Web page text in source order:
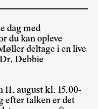
dag med
du kan opleve
deltage i en live
Debbie
11. august kl. 15.00-
efter talken er det